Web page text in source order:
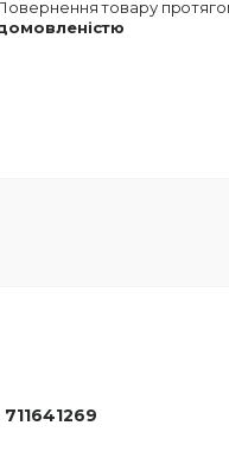
повернення товару